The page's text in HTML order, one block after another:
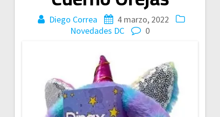
Diego Correa
4 marzo, 2022
Novedades DC
0